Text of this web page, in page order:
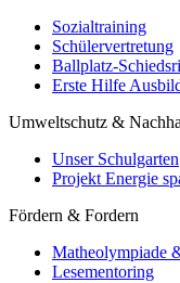
Sozialtraining
Schülervertretung
Ballplatz-
Erste Hilfe
Umweltschutz &
Unser Schulgarten
Projekt Energie
Fördern & Fordern
Matheolympiade
Lesementoring